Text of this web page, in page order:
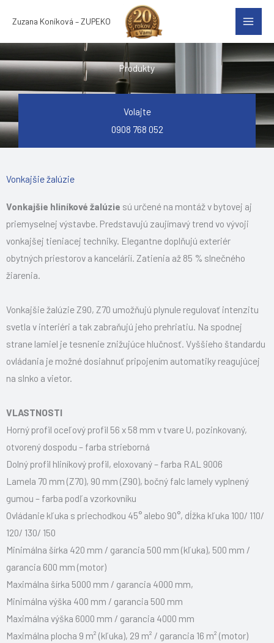
obsah
Zuzana Koníková – ZUPEKO
Produkty
Volajte
0908 768 052
Vonkajšie žalúzie
Vonkajšie hliníkové žalúzie sú určené na montáž v bytovej aj
priemyselnej výstavbe. Predstavujú zaujímavý trend vo vývoji
vonkajšej tieniacej techniky. Elegantne doplňujú exteriér
obytných priestorov a kancelárií. Zatienia až 85 % slnečného
žiarenia.
Vonkajšie žalúzie Z90, Z70 umožňujú plynule regulovať intenzitu
svetla v interiéri a tak zabraňujú jeho prehriatiu. Na spodnej
strane lamiel je tesnenie znižujúce hlučnosť. Vyššieho štandardu
ovládania je možné dosiahnuť pripojením automatiky reagujúcej
na slnko a vietor.
VLASTNOSTI
Horný profil oceľový profil 56 x 58 mm v tvare U, pozinkovaný,
otvorený dospodu – farba strieborná
Dolný profil hliníkový profil, eloxovaný – farba RAL 9006
Lamela 70 mm (Z70), 90 mm (Z90), bočný falc lamely vyplnený
gumou – farba podľa vzorkovníku
Ovládanie kľuka s priechodkou 45° alebo 90°, dĺžka kľuka 100/ 110/
120/ 130/ 150
Minimálna šírka 420 mm / garancia 500 mm (kľuka), 500 mm /
garancia 600 mm (motor)
Maximálna šírka 5000 mm / garancia 4000 mm,
Minimálna výška 400 mm / garancia 500 mm
Maximálna výška 6000 mm / garancia 4000 mm
Maximálna plocha 9 m² (kľuka), 29 m² / garancia 16 m² (motor)